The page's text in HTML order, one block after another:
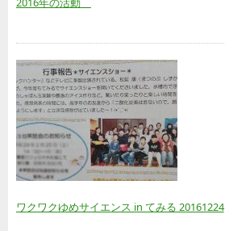
ワクワクゆめサイエンス in てみる 20161224